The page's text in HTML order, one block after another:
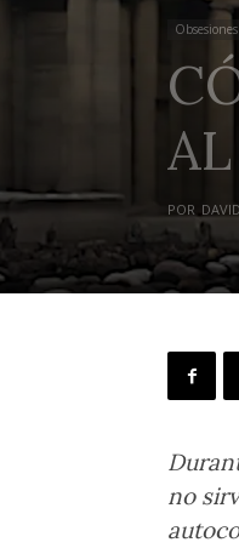
Obsesiones
POR
no